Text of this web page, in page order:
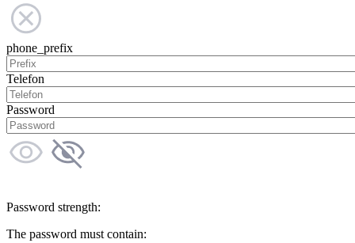
phone_prefix
Telefon
Password
Password strength:
The password must contain: